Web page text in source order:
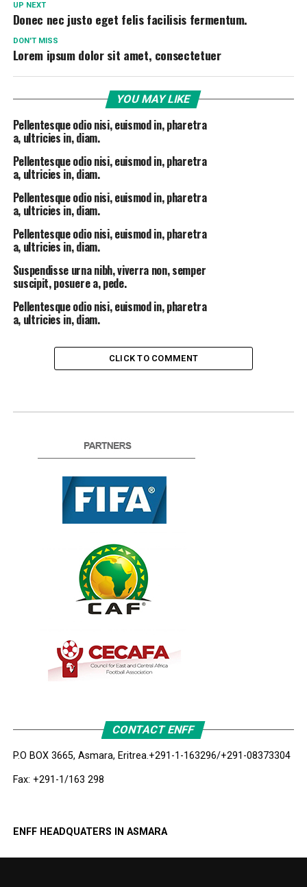
UP NEXT
Donec nec justo eget felis facilisis fermentum.
DON'T MISS
Lorem ipsum dolor sit amet, consectetuer
YOU MAY LIKE
Pellentesque odio nisi, euismod in, pharetra
a, ultricies in, diam.
Pellentesque odio nisi, euismod in, pharetra
a, ultricies in, diam.
Pellentesque odio nisi, euismod in, pharetra
a, ultricies in, diam.
Pellentesque odio nisi, euismod in, pharetra
a, ultricies in, diam.
Suspendisse urna nibh, viverra non, semper
suscipit, posuere a, pede.
Pellentesque odio nisi, euismod in, pharetra
a, ultricies in, diam.
CLICK TO COMMENT
CONTACT ENFF
P.O BOX 3665, Asmara, Eritrea.+291-1-163296/+291-08373304
Fax: +291-1/163 298
ENFF HEADQUATERS IN ASMARA